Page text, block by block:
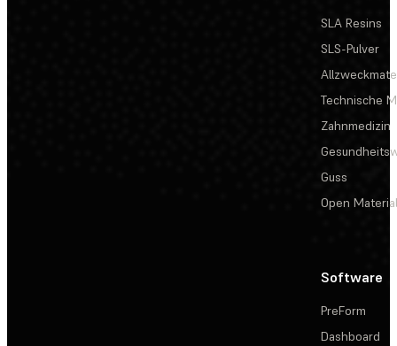
SLA Resins
SLS-Pulver
Technische
Zahnmedizin
Guss
Open
Software
PreForm
Dashboard